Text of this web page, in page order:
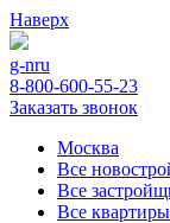
Наверх
g-nru
8-800-600-55-23
Заказать звонок
Москва
Все
Все
Все квартиры